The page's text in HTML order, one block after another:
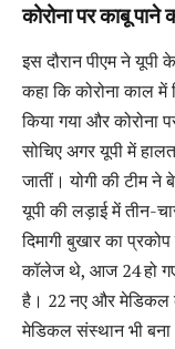
कोरोना पर काबू पाने
इस दौरान पीएम ने यूपी
कहा कि कोरोना काल
किया गया और कोरोना
सोचिए अगर यूपी में
जातीं। योगी की टीम
यूपी की लड़ाई में तीन-
दिमागी बुखार का
कॉलेज थे, आज 24 हो
है। 22 नए और मेडिकल
मेडिकल संस्थान भी